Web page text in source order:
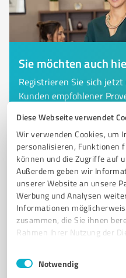
Diese Webseite verwendet
Wir verwenden Cookies, um
personalisieren, Funktionen
können und die Zugriffe auf
Außerdem geben wir
unserer Website an unsere
Werbung und Analysen
Informationen
zusammen, die Sie ihnen
Rahmen Ihrer Nutzung der
Impressum
Einwilligungsauswahl
Notwendig
Sie möchten auch
Registrieren Sie sich
Kunden empfohlener
6 Dienstleistungen
Islandpferdegestüt
Islandpferdegestüt
in Bispingen
ISLANDPFERDEGESTÜT BISPINGEN
ZUCHT BERITT
PFERDESPORT